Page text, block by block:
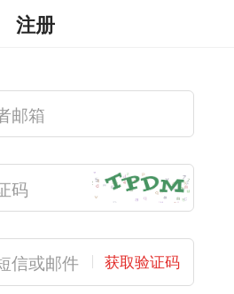
注册
获取验证码